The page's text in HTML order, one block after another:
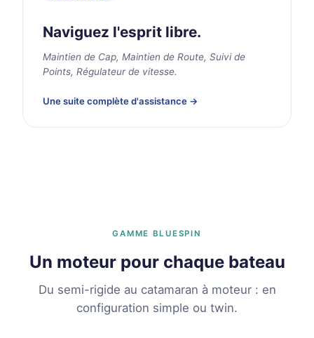
Naviguez l'esprit libre.
Maintien de Cap, Maintien de Route, Suivi de
Points, Régulateur de vitesse.
Une suite complète d'assistance →
GAMME BLUESPIN
Un moteur pour chaque bateau
Du semi-rigide au catamaran à moteur : en
configuration simple ou twin.